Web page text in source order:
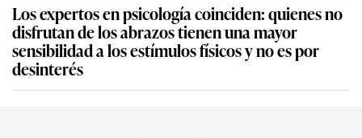
Los expertos en psicología coinciden: quienes no
disfrutan de los abrazos tienen una mayor
sensibilidad a los estímulos físicos y no es por
desinterés